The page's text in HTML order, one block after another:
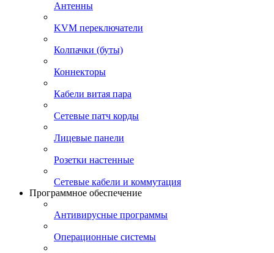
Антенны
KVM переключатели
Колпачки (буты)
Коннекторы
Кабели витая пара
Сетевые патч корды
Лицевые панели
Розетки настенные
Сетевые кабели и коммутация
Программное обеспечение
Антивирусные программы
Операционные системы